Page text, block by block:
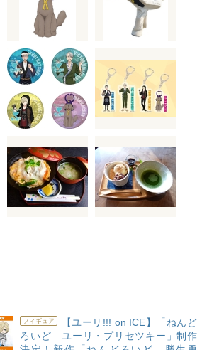
フィギュア
【ユーリ!!! on ICE】「ねんど
ろいど ユーリ・プリセツキー」制作